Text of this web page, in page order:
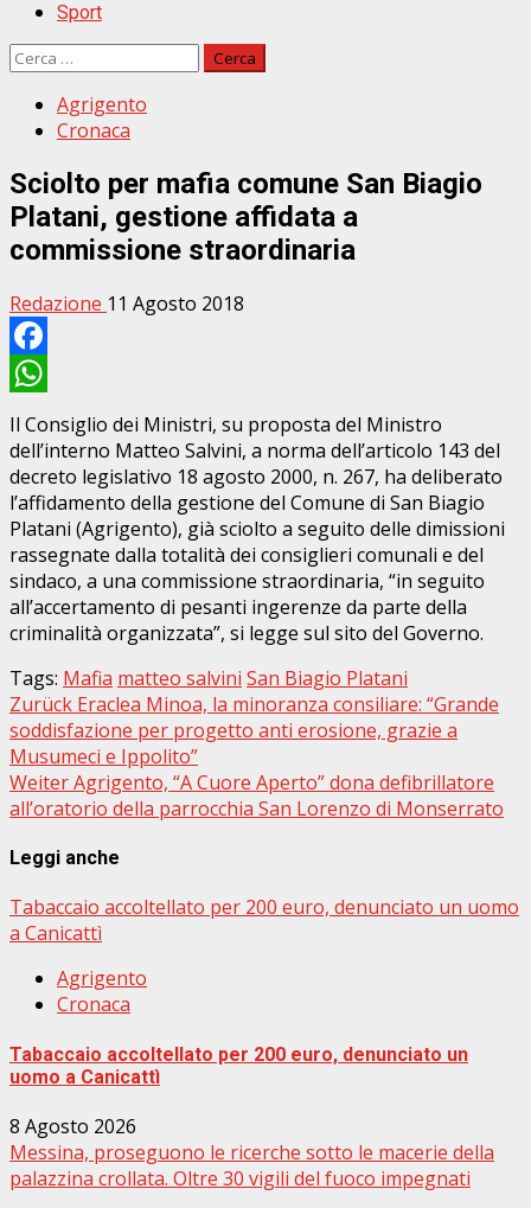
Sport
Ricerca
Agrigento
Cronaca
Sciolto per mafia comune San Biagio
Platani, gestione affidata a
commissione straordinaria
Redazione 11 Agosto 2018
Facebook
WhatsApp
Il Consiglio dei Ministri, su proposta del Ministro
dell’interno Matteo Salvini, a norma dell’articolo 143 del
decreto legislativo 18 agosto 2000, n. 267, ha deliberato
l’affidamento della gestione del Comune di San Biagio
Platani (Agrigento), già sciolto a seguito delle dimissioni
rassegnate dalla totalità dei consiglieri comunali e del
sindaco, a una commissione straordinaria, “in seguito
all’accertamento di pesanti ingerenze da parte della
criminalità organizzata”, si legge sul sito del Governo.
Tags: Mafia matteo salvini San Biagio Platani
Beitragsnavigation
Zurück Eraclea Minoa, la minoranza consiliare: “Grande
soddisfazione per progetto anti erosione, grazie a
Musumeci e Ippolito”
WeiterAgrigento, “A Cuore Aperto” dona defibrillatore
all’oratorio della parrocchia San Lorenzo di Monserrato
Leggi anche
Tabaccaio accoltellato per 200 euro, denunciato un uomo
a Canicattì
Agrigento
Cronaca
Tabaccaio accoltellato per 200 euro, denunciato un
uomo a Canicattì
8 Agosto 2026
Messina, proseguono le ricerche sotto le macerie della
palazzina crollata. Oltre 30 vigili del fuoco impegnati